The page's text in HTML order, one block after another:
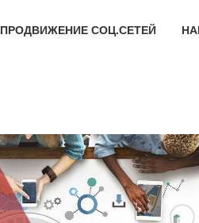
ПРОДВИЖЕНИЕ СОЦ.СЕТЕЙ